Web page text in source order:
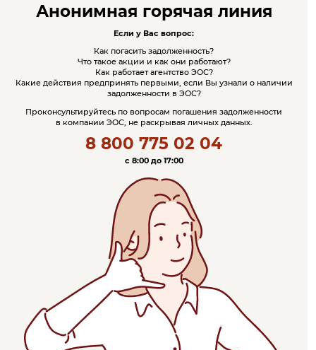
Анонимная горячая линия
Если у Вас вопрос:
Как погасить задолженность?
Что такое акции и как они работают?
Как работает агентство ЭОС?
Какие действия предпринять первыми, если Вы узнали о наличии
задолженности в ЭОС?
Проконсультируйтесь по вопросам погашения задолженности
в компании ЭОС, не раскрывая личных данных.
8 800 775 02 04
c 8:00 до 17:00